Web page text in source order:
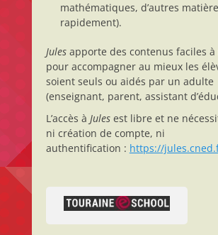
mathématiques, d’autres
rapidement).
Julesapporte des contenus faciles
pour accompagner au mieux les
soient seuls ou aidés par un adulte
(enseignant, parent, assistant
L’accès à Julesest libre et ne
ni création de compte, ni
authentification : https://